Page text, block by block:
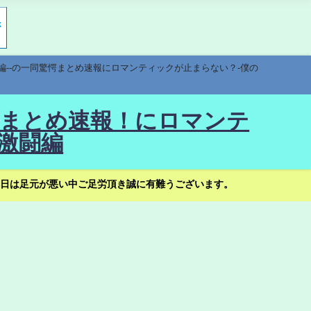
の一同驚愕まとめ速報にロマンティックが止まらない？-僕の
とめ速報！にロマンテ
闘編
足元が悪い中ご足労頂き誠に有難うございます。